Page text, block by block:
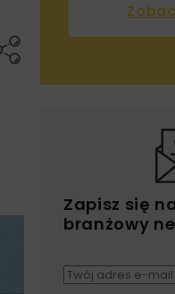
Zapisz się
branżowy